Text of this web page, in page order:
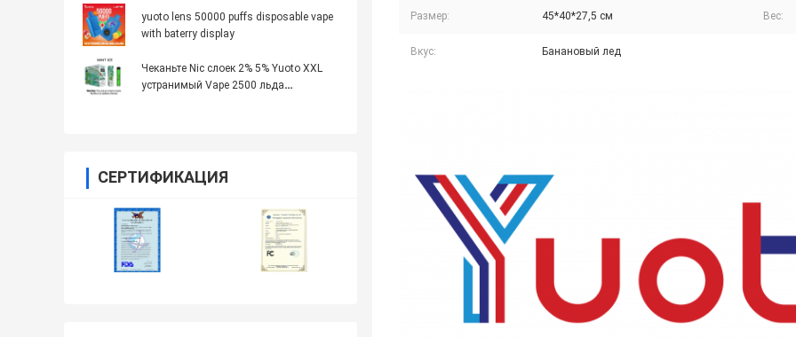
yuoto lens 50000 puffs disposable vape
with baterry display
Чеканьте Nic слоек 2% 5% Yuoto XXL
устранимый Vape 2500 льда
СЕРТИФИКАЦИЯ
Размер: 45*40*27,5 см Вес:
Вкус: Банановый лед